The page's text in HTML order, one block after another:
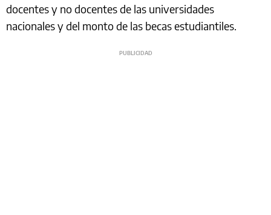
docentes y no docentes de las universidades
nacionales y del monto de las becas estudiantiles.